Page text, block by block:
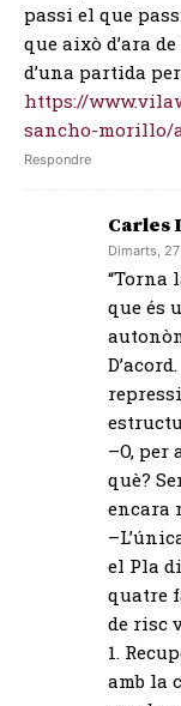
passi el que
que això d’ara
d’una partida
https://
sancho-morillo/
Respondre
Carles
Dimarts,
“Torna
que és
–O,
què?
encara
el Pla
quatre
de risc
1.
amb la